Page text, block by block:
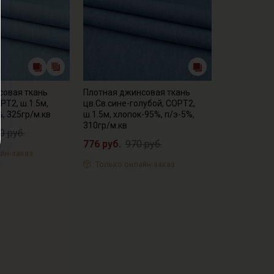
ткань
ш.1.5м,
325гр/м.кв
руб.
заказ
Плотная джинсовая ткань
цв.Св.сине-голубой, СОРТ2,
ш.1.5м, хлопок-95%, п/э-5%,
310гр/м.кв
776 руб. 970 руб.
Только онлайн-заказ